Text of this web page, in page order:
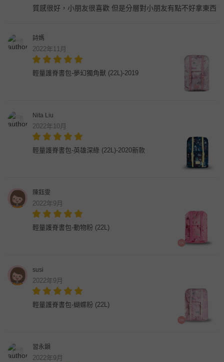
質感很好，小朋友很喜歡 但是分層對小朋友有點不好拿東西
詩媽
2022年11月
輕量護脊書包-夢幻獨角獸 (22L)-2019
Nita Liu
2022年10月
輕量護脊書包-英雄深綠 (22L)-2020新款
陳鈺雯
2022年9月
輕量護脊書包-動物粉 (22L)
susi
2022年9月
輕量護脊書包-蝴蝶粉 (22L)
習永韻
2022年9月